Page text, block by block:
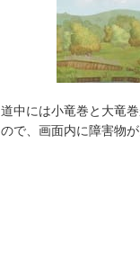
道中には小竜巻と大竜
ので、画面内に障害物